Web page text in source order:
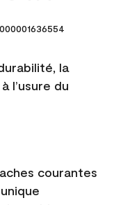
la
l’usure du
courantes